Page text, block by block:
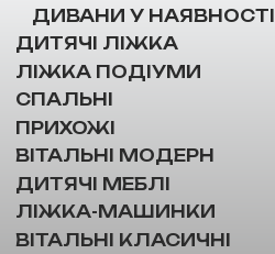
ДИВАНИ У НАЯВНОСТІ
ДИТЯЧІ ЛІЖКА
ЛІЖКА ПОДІУМИ
СПАЛЬНІ
ПРИХОЖІ
ВІТАЛЬНІ МОДЕРН
ДИТЯЧІ МЕБЛІ
ЛІЖКА-МАШИНКИ
ВІТАЛЬНІ КЛАСИЧНІ